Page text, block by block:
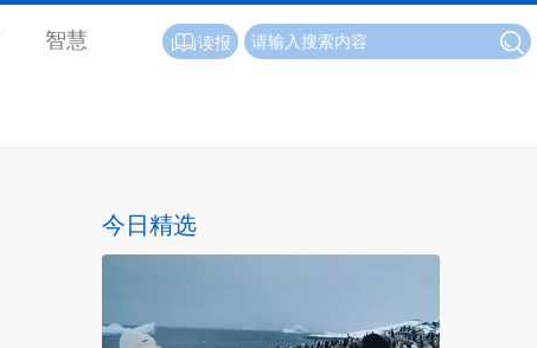
智慧 读报
今日精选